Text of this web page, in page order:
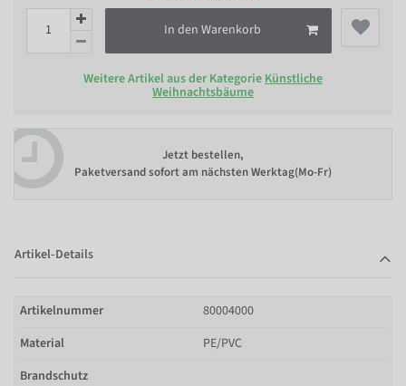
In den Warenkorb
Weitere Artikel aus der Kategorie Künstliche
Weihnachtsbäume
Jetzt bestellen,
Paketversand sofort am nächsten Werktag(Mo-Fr)
Artikel-Details
Artikelnummer
80004000
Material
PE/PVC
Brandschutz